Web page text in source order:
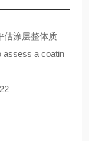
估涂层整体质
assess a coatin